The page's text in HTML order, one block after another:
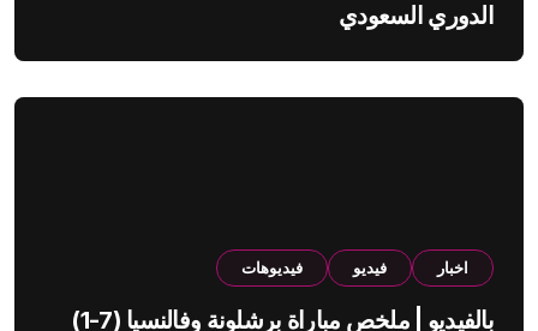
الدوري السعودي
اخبار فيديو فيديوهات
بالفيديو | ملخص مباراة برشلونة وفالنسيا (7-1)